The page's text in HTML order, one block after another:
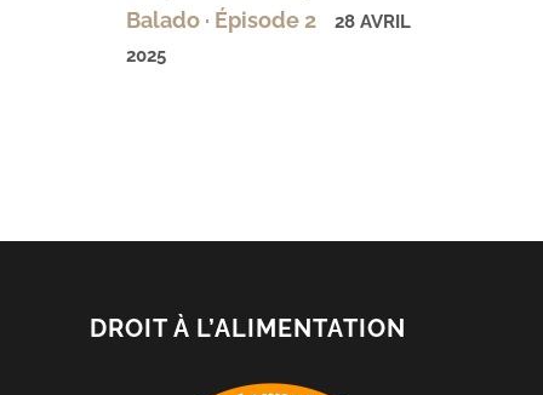
Balado · Épisode 2
28 AVRIL
2025
DROIT À L’ALIMENTATION